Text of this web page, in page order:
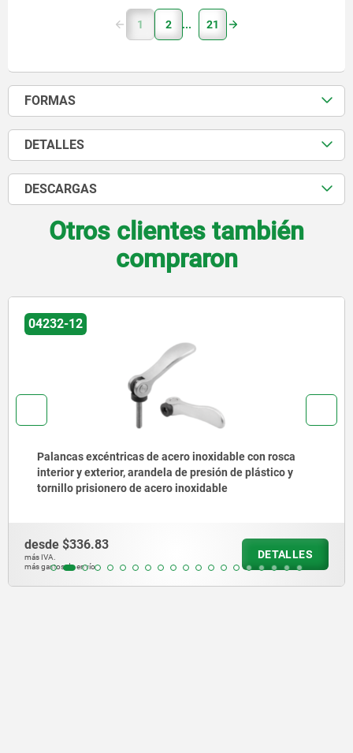
1 2 21
FORMAS
DETALLES
DESCARGAS
Otros clientes también
compraron
04232-14
Palancas excéntricas de plástico con rosca interior y
exterior, arandela de presión de plástico y tornillo
prisionero de acero o acero inoxidable
desde$151.41
más IVA.
más gastos de envío
DETALLES